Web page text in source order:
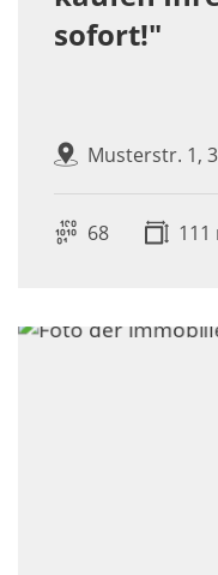
sofort!"
Musterstr. 1,
68 111